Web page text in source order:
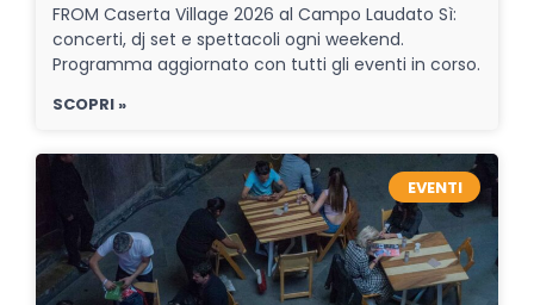
FROM Caserta Village 2026 al Campo Laudato Sì:
concerti, dj set e spettacoli ogni weekend.
Programma aggiornato con tutti gli eventi in corso.
SCOPRI »
EVENTI